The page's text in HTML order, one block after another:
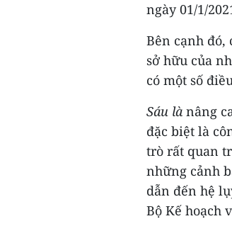
ngày 01/1/
Bên cạnh
sở hữu của
có một số
Sáu là nâng
đặc biệt là
trò rất quan
những cảnh
dẫn đến hệ
Bộ Kế hoạch